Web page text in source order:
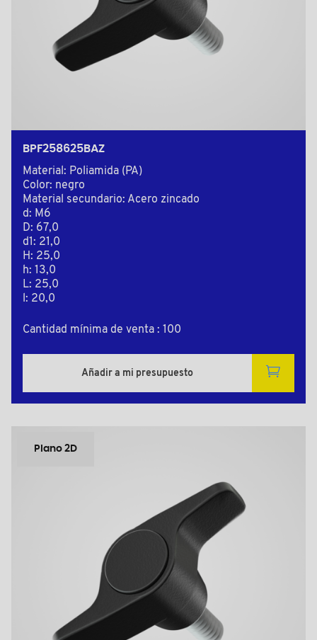
BPF258625BAZ
Material: Poliamida (PA)
Color: negro
Material secundario: Acero zincado
d: M6
D: 67,0
d1: 21,0
H: 25,0
h: 13,0
L: 25,0
l: 20,0
Cantidad mínima de venta : 100
Añadir a mi presupuesto
Plano 2D